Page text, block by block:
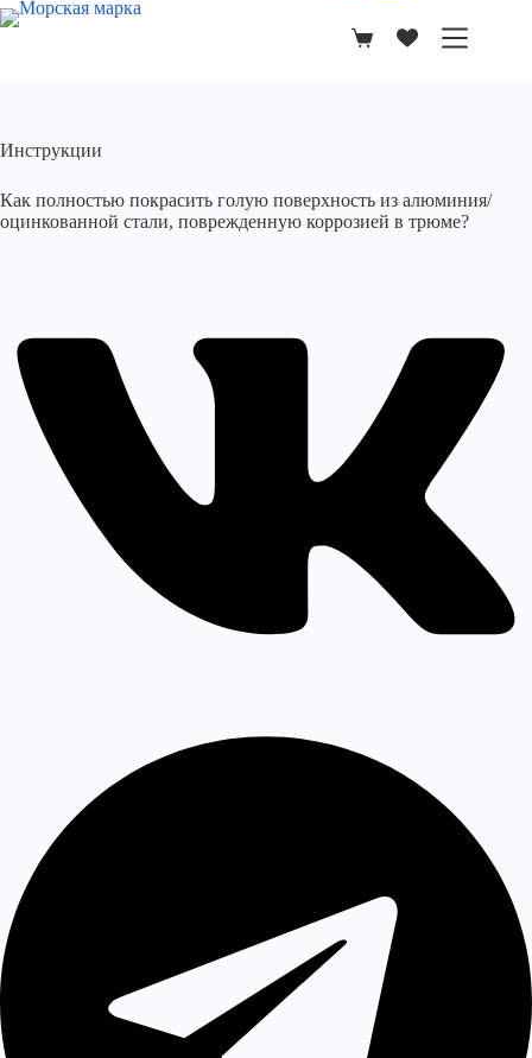
Корзина
Инструкции
Как полностью покрасить голую поверхность из алюминия/
оцинкованной стали, поврежденную коррозией в трюме?